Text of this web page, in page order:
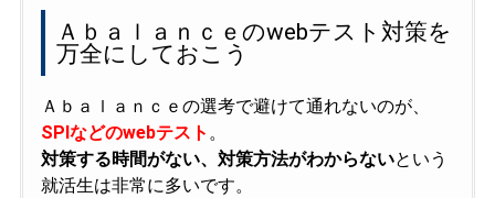
Ａｂａｌａｎｃｅのwebテスト対策を
万全にしておこう
Ａｂａｌａｎｃｅの選考で避けて通れないのが、
SPIなどのwebテスト 。
対策する時間がない、対策方法がわからないという
就活生は非常に多いです。